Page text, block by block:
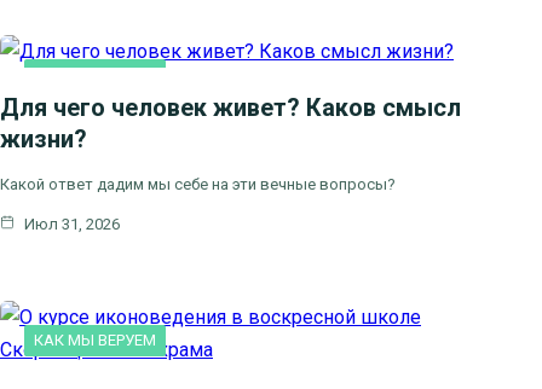
Для чего человек живет? Каков смысл
жизни?
Какой ответ дадим мы себе на эти вечные вопросы?
Июл 31, 2026
КАК МЫ ВЕРУЕМ